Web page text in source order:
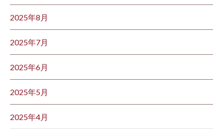
2025年8月
2025年7月
2025年6月
2025年5月
2025年4月